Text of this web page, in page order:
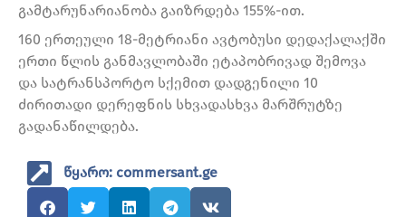
გამტარუნარიანობა გაიზრდება 155%-ით.
160 ერთეული 18-მეტრიანი ავტობუსი დედაქალაქში
ერთი წლის განმავლობაში ეტაპობრივად შემოვა
და სატრანსპორტო სქემით დადგენილი 10
ძირითადი დერეფნის სხვადასხვა მარშრუტზე
გადანაწილდება.
წყარო: commersant.ge